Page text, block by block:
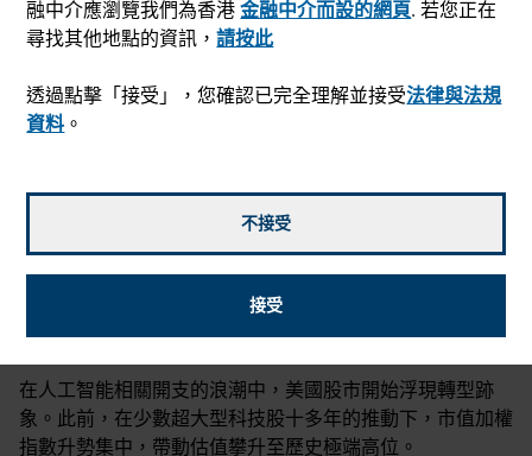
融中介應瀏覽我們為香港金融中介而設的網頁. 若您正在
尋找其他地點的資訊， 請按此
透過點擊「接受」，您確認已完全理解並接受法律與法規
資料 。
不接受
接受
Greg Miliotes,David Polak
mail_outline
在人工智能相關開支的浪潮中，美國股市開始浮現轉型跡
象。此前，在少數超大型科技股十多年的推動下，市值加權
指數升勢集中，帶動估值攀升至歷史極端高位。